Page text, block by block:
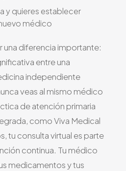
y quieres establecer
médico
una diferencia importante:
entre una
independiente
veas al mismo médico
de atención primaria
como Viva Medical
tu consulta virtual es parte
continua. Tu médico
medicamentos y tus